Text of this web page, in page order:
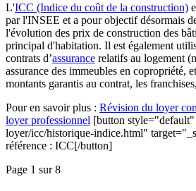
L'ICC (Indice du coût de la construction)
par l'INSEE et a pour objectif désormais
l'évolution des prix de construction des
principal d'habitation. Il est également
contrats d’assurance relatifs au logement
assurance des immeubles en copropriété,
montants garantis au contrat, les
Pour en savoir plus : Révision du loyer
loyer professionnel [button
loyer/icc/historique-indice.html"
référence : ICC[/button]
Page 1 sur 8